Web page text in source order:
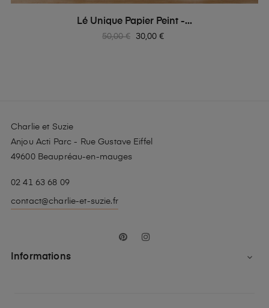
Lé Unique Papier Peint -...
Prix
50,00 € Prix
30,00 €
Charlie et Suzie
Anjou Acti Parc - Rue Gustave Eiffel
49600 Beaupréau-en-mauges
02 41 63 68 09
contact@charlie-et-suzie.fr
Pinterest
Informations 